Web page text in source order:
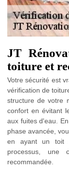
JT
toiture et
Votre sécurité est
vérification de
structure de votre
confort en évitant
aux fuites d'eau.
phase avancée,
en ayant un toit
processus, une
recommandée.